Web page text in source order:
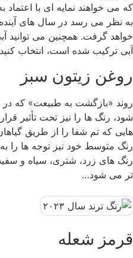
که می خواهند نمایه ای با اعتماد
به نظر می رسد در سال های
خواهد گرفت. همچنین می توانید
آبی ترکیب شده است، انتخاب
روغن زیتون سبز
روند «بازگشت به طبیعت» که
شود، رنگ ها را نیز تحت تأثیر
هایی که تم شفا را از طریق
رنگ متوسط ​​خود نیز توجه ها را
رنگ های زرد، شتری، سیاه و
تر می شود…
قرمز شعله